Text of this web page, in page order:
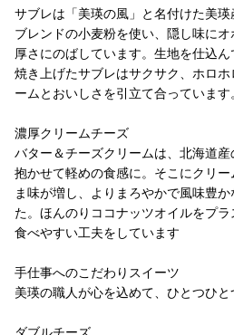
サブレは「美瑛の風」と名付けた美
ブレンドの小麦粉を使い、隠し味に
厚さにのばしています。生地を仕込
焼き上げたサブレはサクサク、ホロ
ームとおいしさを引立て合っています
濃厚クリームチーズ
バター＆チーズクリームは、北海道
抱かせて軽めの食感に。そこにクリ
ま味が増し、よりまろやかで風味豊
た。ほんのりココナッツオイルをプ
食べやすい工夫をしています
手仕事へのこだわりスイーツ
美瑛の職人が心を込めて、ひとつひ